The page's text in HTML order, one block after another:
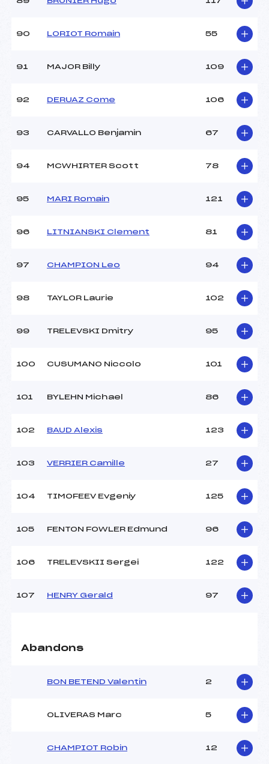
90 LORIOT Romain 55
91 MAJOR Billy 109
92 DERUAZ Come 106
93 CARVALLO Benjamin 67
94 MCWHIRTER Scott 78
95 MARI Romain 121
96 LITNIANSKI Clement 81
97 CHAMPION Leo 94
98 TAYLOR Laurie 102
99 TRELEVSKI Dmitry 95
100 CUSUMANO Niccolo 101
101 BYLEHN Michael 86
102 BAUD Alexis 123
103 VERRIER Camille 27
104 TIMOFEEV Evgeniy 125
105 FENTON FOWLER Edmund 96
106 TRELEVSKII Sergei 122
107 HENRY Gerald 97
Abandons
BON BETEND Valentin 2
OLIVERAS Marc 5
CHAMPIOT Robin 12